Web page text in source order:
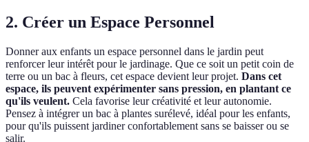
2. Créer un Espace Personnel
Donner aux enfants un espace personnel dans le jardin peut
renforcer leur intérêt pour le jardinage. Que ce soit un petit coin de
terre ou un bac à fleurs, cet espace devient leur projet. Dans cet
espace, ils peuvent expérimenter sans pression, en plantant ce
qu'ils veulent. Cela favorise leur créativité et leur autonomie.
Pensez à intégrer un bac à plantes surélevé, idéal pour les enfants,
pour qu'ils puissent jardiner confortablement sans se baisser ou se
salir.